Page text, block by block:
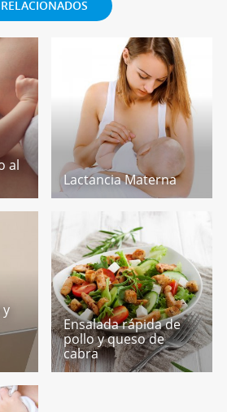
RELACIONADOS
al
Lactancia Materna
Ensalada rápida de
pollo y queso de
cabra